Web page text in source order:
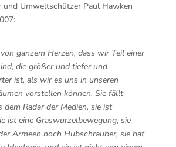
Umweltschützer Paul Hawken
ganzem Herzen, dass wir Teil einer
die größer und tiefer und
ist, als wir es uns in unseren
vorstellen können. Sie fällt
dem Radar der Medien, sie ist
ist eine Graswurzelbewegung, sie
Armeen noch Hubschrauber, sie hat